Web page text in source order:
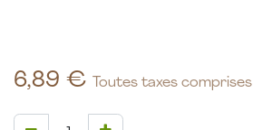
6,89 € Toutes taxes comprises